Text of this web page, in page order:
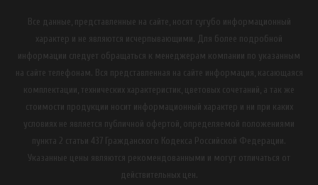
Все данные, представленные на сайте, носят сугубо информационный
характер и не являются исчерпывающими. Для более подробной
информации следует обращаться к менеджерам компании по указанным
на сайте телефонам. Вся представленная на сайте информация, касающаяся
комплектации, технических характеристик, цветовых сочетаний, а так же
стоимости продукции носит информационный характер и ни при каких
условиях не является публичной офертой, определяемой положениями
пункта 2 статьи 437 Гражданского Кодекса Российской Федерации.
Указанные цены являются рекомендованными и могут отличаться от
действительных цен.